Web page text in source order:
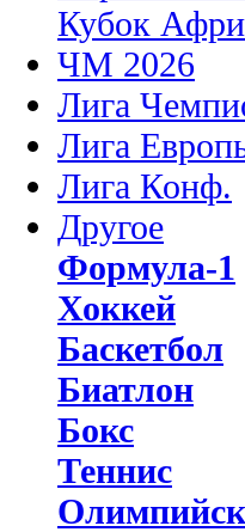
Кубок
ЧМ 2026
Лига
Лига
Лига Конф.
Другое
Формула-1
Хоккей
Баскетбол
Биатлон
Бокс
Теннис